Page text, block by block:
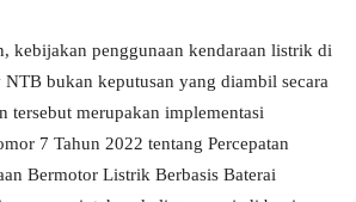
kebijakan penggunaan kendaraan listrik di
bukan keputusan yang diambil secara
tersebut merupakan implementasi
7 Tahun 2022 tentang Percepatan
Bermotor Listrik Berbasis Baterai